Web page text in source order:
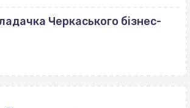
Черкаського бізнес-